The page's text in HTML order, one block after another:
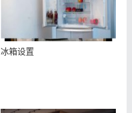
冰箱设置